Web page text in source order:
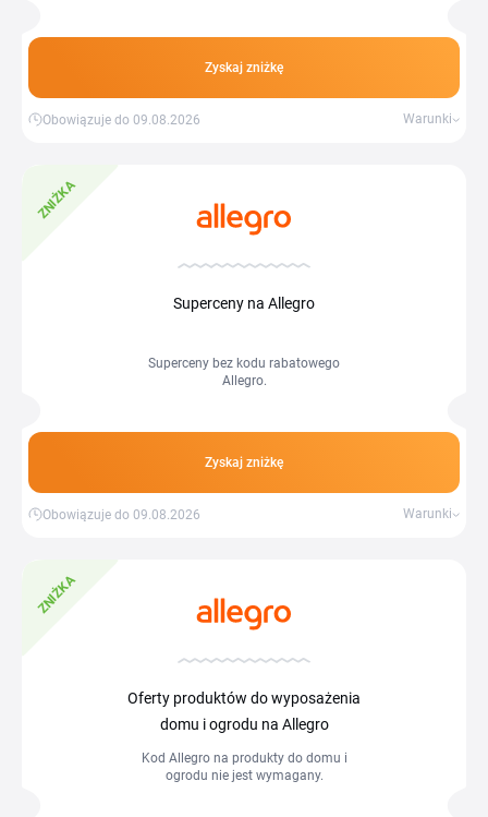
Zyskaj zniżkę
Obowiązuje do 09.08.2026 Warunki
ZNIŻKA
Superceny na Allegro
Superceny bez kodu rabatowego
Allegro.
Zyskaj zniżkę
Obowiązuje do 09.08.2026 Warunki
ZNIŻKA
Oferty produktów do wyposażenia
domu i ogrodu na Allegro
Kod Allegro na produkty do domu i
ogrodu nie jest wymagany.